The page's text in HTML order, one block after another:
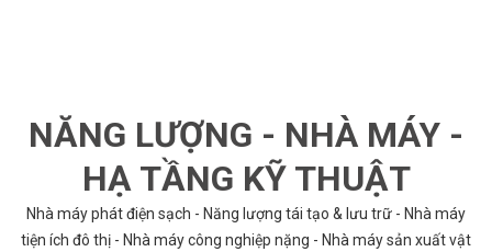
NĂNG LƯỢNG - NHÀ MÁY -
HẠ TẦNG KỸ THUẬT
Nhà máy phát điện sạch - Năng lượng tái tạo & lưu trữ - Nhà máy
tiện ích đô thị - Nhà máy công nghiệp nặng - Nhà máy sản xuất vật